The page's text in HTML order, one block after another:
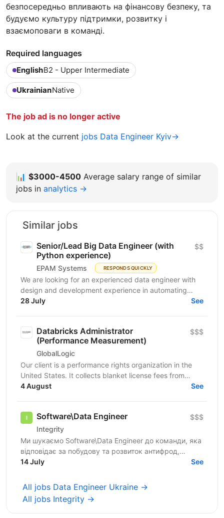
безпосередньо впливають на фінансову безпеку, та
будуємо культуру підтримки, розвитку і
взаємоповаги в команді.
Required languages
EnglishB2 - Upper Intermediate
UkrainianNative
The job ad is no longer active
Look at the current jobs Data Engineer Kyiv→
📊 $3000-4500 Average salary range of similar
jobs in analytics →
Similar jobs
Senior/Lead Big Data Engineer (with
Python experience)
EPAM Systems RESPONDS QUICKLY
$$
We are looking for an experienced data engineer with
design and development experience in automating
scalable and high-performance data processing
28 July See
Databricks Administrator
(Performance Measurement)
GlobalLogic
$$$
Our client is a performance rights organization in the
United States. It collects blanket license fees from
businesses that use music, entitling those...
4 August See
Software\Data Engineer
Integrity
$$$
Ми шукаємо Software\Data Engineer до команди, яка
відповідає за побудову та розвиток антифрод,
AML,KYC, ETL-процесів і потоків даних для
14 July See
All jobs Data Engineer Ukraine →
All jobs Integrity →